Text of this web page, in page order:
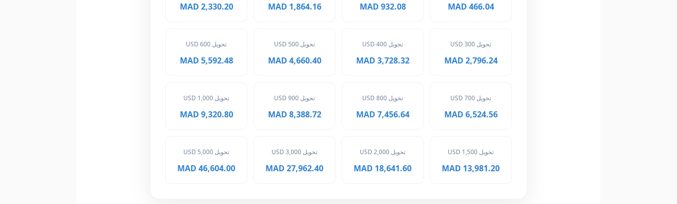
466.04 MAD
932.08 MAD
1,864.16 MAD
2,330.20 MAD
تحويل 300 USD
2,796.24 MAD
تحويل 400 USD
3,728.32 MAD
تحويل 500 USD
4,660.40 MAD
تحويل 600 USD
5,592.48 MAD
تحويل 700 USD
6,524.56 MAD
تحويل 800 USD
7,456.64 MAD
تحويل 900 USD
8,388.72 MAD
تحويل 1,000 USD
9,320.80 MAD
تحويل 1,500 USD
13,981.20 MAD
تحويل 2,000 USD
18,641.60 MAD
تحويل 3,000 USD
27,962.40 MAD
تحويل 5,000 USD
46,604.00 MAD